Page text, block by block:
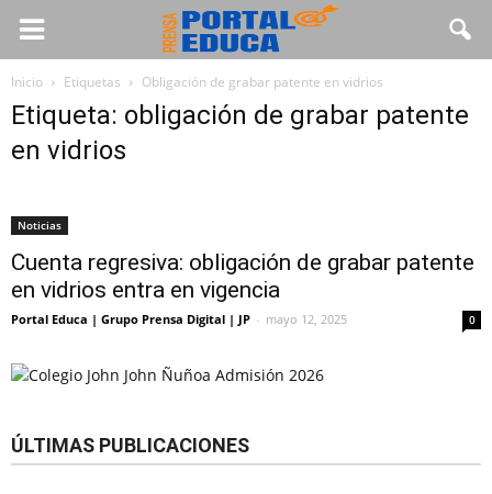
Inicio Etiquetas Obligación de grabar patente en vidrios
Etiqueta: obligación de grabar patente
en vidrios
Noticias
Cuenta regresiva: obligación de grabar patente
en vidrios entra en vigencia
Portal Educa | Grupo Prensa Digital | JP - mayo 12, 2025 0
ÚLTIMAS PUBLICACIONES